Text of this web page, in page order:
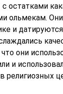
остатками
ольмекам.
и
они
и
религиозных